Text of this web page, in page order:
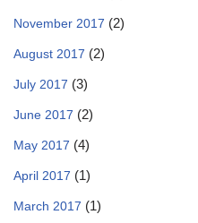
November 2017 (2)
August 2017 (2)
July 2017 (3)
June 2017 (2)
May 2017 (4)
April 2017 (1)
March 2017 (1)